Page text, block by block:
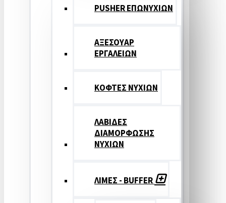
PUSHER ΕΠΩΝΥΧΙΩΝ
ΑΞΕΣΟΥΑΡ
ΕΡΓΑΛΕΙΩΝ
ΚΟΦΤΕΣ ΝΥΧΙΩΝ
ΛΑΒΙΔΕΣ
ΔΙΑΜΟΡΦΩΣΗΣ
ΝΥΧΙΩΝ
ΛΙΜΕΣ - BUFFER